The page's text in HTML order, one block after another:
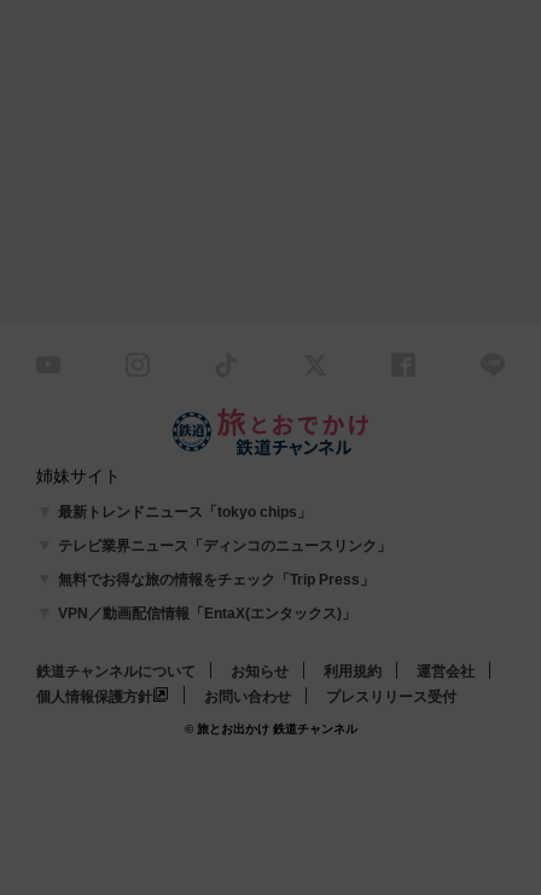
姉妹サイト
最新トレンドニュース「tokyo chips」
テレビ業界ニュース「ディンコのニュースリンク」
無料でお得な旅の情報をチェック「Trip Press」
VPN／動画配信情報「EntaX(エンタックス)」
鉄道チャンネルについて お知らせ 利用規約
運営会社
個人情報保護方針
お問い合わせ プレスリリース受付
© 旅とお出かけ 鉄道チャンネル